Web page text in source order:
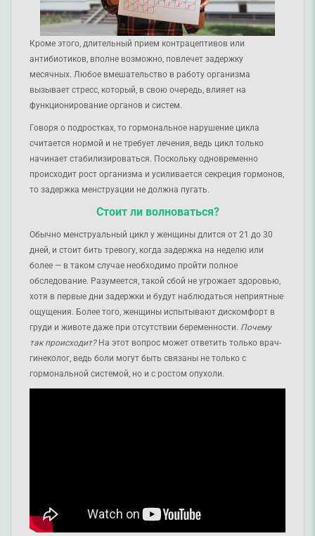
Кроме этого, длительный прием контрацептивов или
антибиотиков, вполне возможно, повлечет задержку
месячных. Любое вмешательство в работу организма
вызывает стресс, который, в свою очередь, влияет на
функционирование органов и систем.
Говоря о подростках, то гормональное нарушение цикла
считается нормой и не требует лечения, ведь цикл только
начинает стабилизироваться. Поскольку одновременно
происходит рост организма и усиливается секреция гормонов,
то задержка менструации не должна пугать.
Стоит ли волноваться?
Обычно менструальный цикл у женщины длится от 21 до 30
дней, и стоит бить тревогу, когда задержка на неделю или
более — в таком случае необходимо пройти полное
обследование. Разумеется, такой сбой не угрожает здоровью,
хотя в первые дни задержки и будут наблюдаться неприятные
ощущения. Более того, женщины испытывают дискомфорт в
груди и животе даже при отсутствии беременности. Почему
так происходит?На этот вопрос может ответить только врач-
гинеколог, ведь боли могут быть связаны не только с
гормональной системой, но и с ростом опухоли.